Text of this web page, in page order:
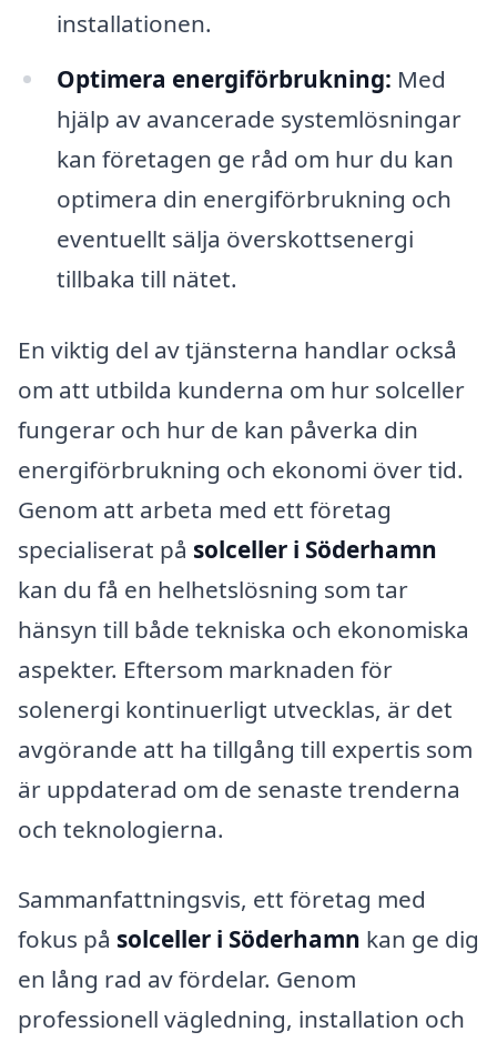
installationen.
Optimera energiförbrukning: Med
hjälp av avancerade systemlösningar
kan företagen ge råd om hur du kan
optimera din energiförbrukning och
eventuellt sälja överskottsenergi
tillbaka till nätet.
En viktig del av tjänsterna handlar också
om att utbilda kunderna om hur solceller
fungerar och hur de kan påverka din
energiförbrukning och ekonomi över tid.
Genom att arbeta med ett företag
specialiserat på solceller i Söderhamn
kan du få en helhetslösning som tar
hänsyn till både tekniska och ekonomiska
aspekter. Eftersom marknaden för
solenergi kontinuerligt utvecklas, är det
avgörande att ha tillgång till expertis som
är uppdaterad om de senaste trenderna
och teknologierna.
Sammanfattningsvis, ett företag med
fokus på solceller i Söderhamn kan ge dig
en lång rad av fördelar. Genom
professionell vägledning, installation och